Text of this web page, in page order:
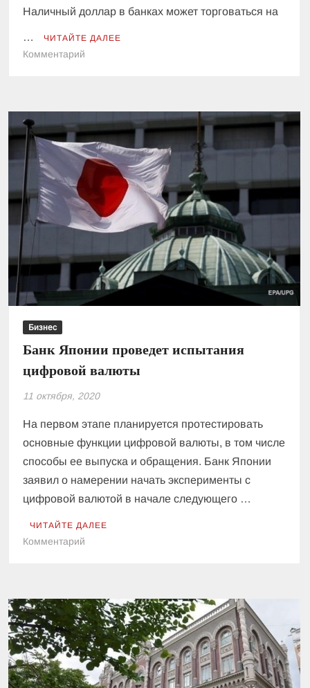
Наличный доллар в банках может торговаться на
… ЧИТАЙТЕ ДАЛЕЕ
Комментарий
курсу
доллара
в
Украине
Бизнес
Банк Японии проведет испытания
цифровой валюты
11 октября, 2020
На первом этапе планируется протестировать
основные функции цифровой валюты, в том числе
способы ее выпуска и обращения. Банк Японии
заявил о намерении начать эксперименты с
цифровой валютой в начале следующего …
ЧИТАЙТЕ ДАЛЕЕ
Комментарий
испытания
цифровой
валюты